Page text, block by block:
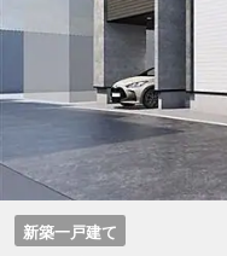
新築一戸建て